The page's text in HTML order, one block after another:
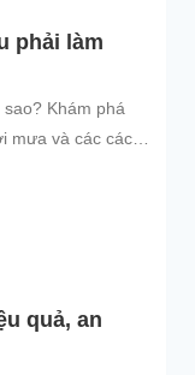
phải làm
Khám phá
và các cách
quả, an